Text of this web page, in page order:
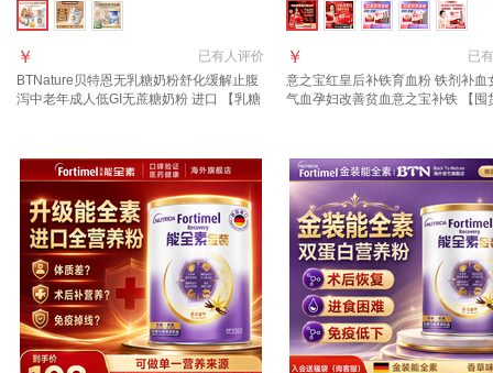
已有人评价
￥
BTNature贝特恩无乳糖奶粉舒化缓解止腹
泻中老年成人低GI无蔗糖奶粉 进口 【乳糖
已有
￥
意之宝红皇后补铁育血粉 铁剂补血
气血孕妇改善贫血意之宝补铁 【囤